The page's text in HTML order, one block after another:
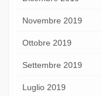
Novembre 2019
Ottobre 2019
Settembre 2019
Luglio 2019